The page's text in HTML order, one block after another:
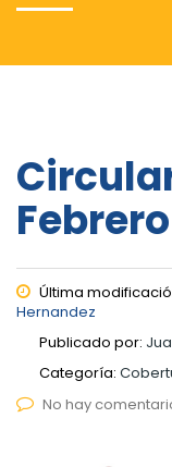
Última
Hernandez
Publicado por:
Categoría:
No hay